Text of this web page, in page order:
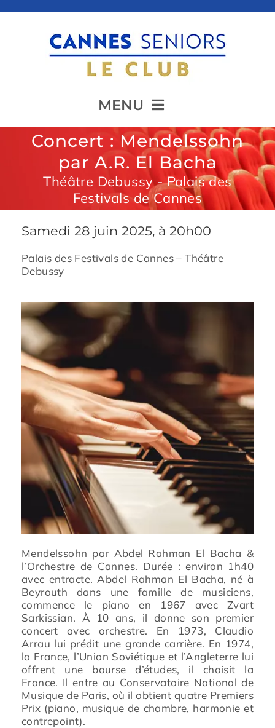
MENU
Accueil
Présentation
Restauration
Actualité
Avantages
Concert : Mendelssohn
par A.R. El Bacha
Théâtre Debussy - Palais des
Festivals de Cannes
Samedi 28 juin 2025, à 20h00
Palais des Festivals de Cannes – Théâtre
Debussy
Mendelssohn par Abdel Rahman El Bacha &
l’Orchestre de Cannes. Durée : environ 1h40
avec entracte. Abdel Rahman El Bacha, né à
Beyrouth dans une famille de musiciens,
commence le piano en 1967 avec Zvart
Sarkissian. À 10 ans, il donne son premier
concert avec orchestre. En 1973, Claudio
Arrau lui prédit une grande carrière. En 1974,
la France, l’Union Soviétique et l’Angleterre lui
offrent une bourse d’études, il choisit la
France. Il entre au Conservatoire National de
Musique de Paris, où il obtient quatre Premiers
Prix (piano, musique de chambre, harmonie et
contrepoint).